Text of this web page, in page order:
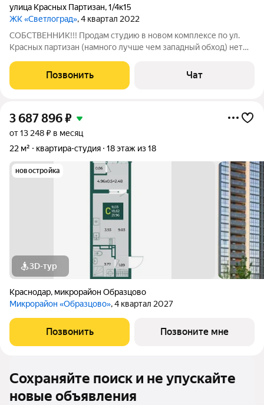
улица Красных Партизан,1/4к15
ЖК «Светлоград», 4 квартал 2022
СОБСТВЕННИК!!! Продам студию в новом комплексе по ул.
Красных партизан (намного лучше чем западный обход) нет
Аграрный университет, школы и детские Сады. Закрытая
территория (умный дом) камеры на
Позвонить Чат
3 687 896₽
от 13 248 ₽ в месяц
22 м²
квартира-студия 18 этаж из 18
новостройка
3D-тур
Краснодар, микрорайон Образцово
Микрорайон «Образцово», 4 квартал 2027
Позвонить Позвоните мне
Сохраняйте поиск и не упускайте
новые объявления